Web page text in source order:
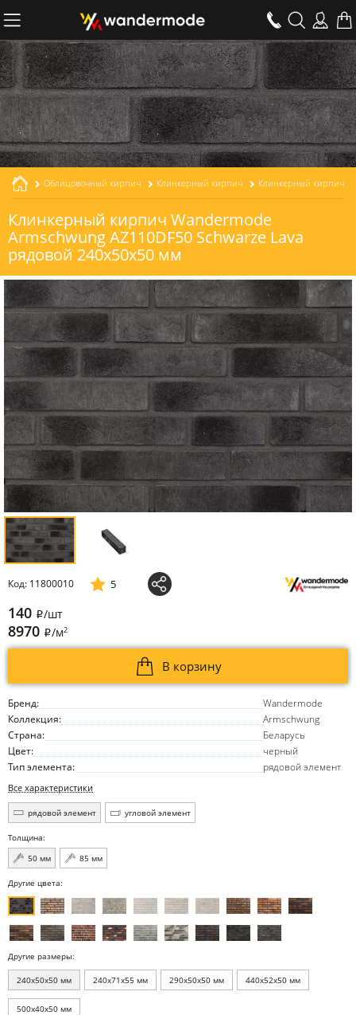
Облицовочный кирпич Клинкерный кирпич
Клинкерный кирпич Wandermode
Armschwung AZ110DF50 Schwarze Lava
рядовой 240x50x50 мм
Бренд:
Wandermode
Коллекция:
Armschwung
Страна:
Беларусь
Цвет:
черный
Тип элемента:
рядовой элемент
Все характеристики
рядовой элемент угловой элемент
Толщина:
50 мм
85 мм
Код: 11800010 5
140 i/шт
8970 i/м2
В корзину
Другие цвета:
Другие размеры:
240x50x50 мм 240x71x55 мм 290x50x50 мм 440x52x50 мм
500x40x50 мм